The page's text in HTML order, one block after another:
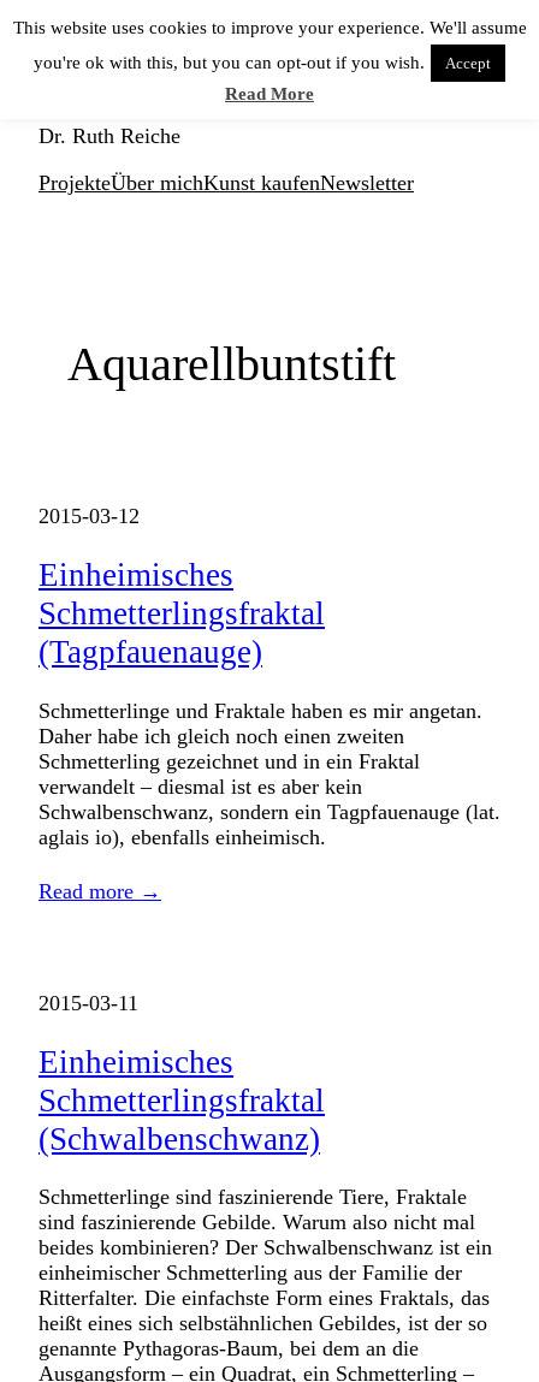
Zum
springen
KUNSTNERD
Dr. Ruth Reiche
ProjekteÜber michKunst kaufenNewsletter
Aquarellbuntstift
2015-03-12
Einheimisches
Schmetterlingsfraktal
(Tagpfauenauge)
Schmetterlinge und Fraktale haben es mir angetan.
Daher habe ich gleich noch einen zweiten
Schmetterling gezeichnet und in ein Fraktal
verwandelt – diesmal ist es aber kein
Schwalbenschwanz, sondern ein Tagpfauenauge (lat.
aglais io), ebenfalls einheimisch.
Read more →
2015-03-11
Einheimisches
Schmetterlingsfraktal
(Schwalbenschwanz)
Schmetterlinge sind faszinierende Tiere, Fraktale
sind faszinierende Gebilde. Warum also nicht mal
beides kombinieren? Der Schwalbenschwanz ist ein
einheimischer Schmetterling aus der Familie der
Ritterfalter. Die einfachste Form eines Fraktals, das
heißt eines sich selbstähnlichen Gebildes, ist der so
genannte Pythagoras-Baum, bei dem an die
Ausgangsform – ein Quadrat, ein Schmetterling –
This website uses cookies to improve your experience. We'll assume
you're ok with this, but you can opt-out if you wish.
Accept
Read More